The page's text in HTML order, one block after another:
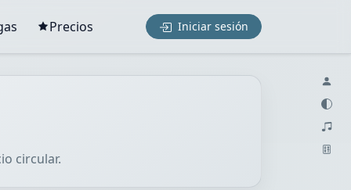
Precios Iniciar sesión
circular.